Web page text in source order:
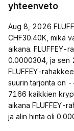
yhteenveto
Aug 8, 2026
CHF30.40K, mikä
aikana. FLUFFEY-
0.0000304, ja sen
FLUFFEY-
suurin tarjonta on
7166 kaikkien
aikana FLUFFEY-
ja alin hinta oli